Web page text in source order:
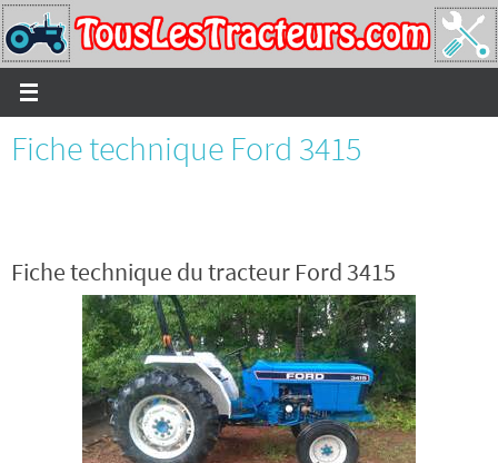
Passer
vers
le
contenu
Fiche technique Ford 3415
Fiche technique du tracteur Ford 3415